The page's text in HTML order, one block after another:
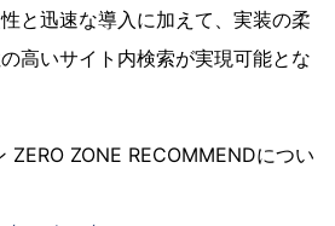
と迅速な導入に加えて、実装の柔
高いサイト内検索が実現可能とな
ZONE RECOMMENDについ